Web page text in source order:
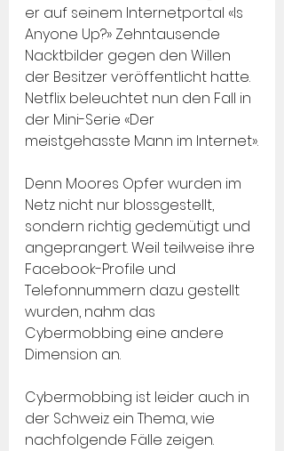
er auf seinem Internetportal «Is
Anyone Up?» Zehntausende
Nacktbilder gegen den Willen
der Besitzer veröffentlicht hatte.
Netflix beleuchtet nun den Fall in
der Mini-Serie «Der
meistgehasste Mann im Internet».
Denn Moores Opfer wurden im
Netz nicht nur blossgestellt,
sondern richtig gedemütigt und
angeprangert. Weil teilweise ihre
Facebook-Profile und
Telefonnummern dazu gestellt
wurden, nahm das
Cybermobbing eine andere
Dimension an.
Cybermobbing ist leider auch in
der Schweiz ein Thema, wie
nachfolgende Fälle zeigen.